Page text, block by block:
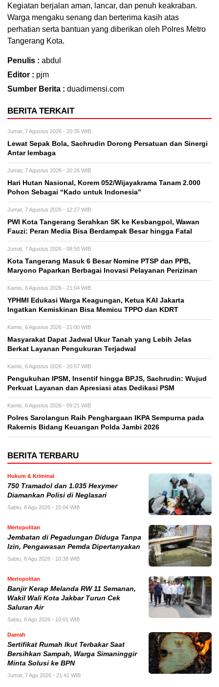
Kegiatan berjalan aman, lancar, dan penuh keakraban.
Warga mengaku senang dan berterima kasih atas
perhatian serta bantuan yang diberikan oleh Polres Metro
Tangerang Kota.
Penulis : abdul
Editor : pjm
Sumber Berita : duadimensi.com
BERITA TERKAIT
Jumat, 7 Agustus 2026 - 20:35 WIB
Lewat Sepak Bola, Sachrudin Dorong Persatuan dan Sinergi
Antar lembaga
Jumat, 7 Agustus 2026 - 20:26 WIB
Hari Hutan Nasional, Korem 052/Wijayakrama Tanam 2.000
Pohon Sebagai “Kado untuk Indonesia”
Jumat, 7 Agustus 2026 - 12:27 WIB
PWI Kota Tangerang Serahkan SK ke Kesbangpol, Wawan
Fauzi: Peran Media Bisa Berdampak Besar hingga Fatal
Jumat, 7 Agustus 2026 - 08:50 WIB
Kota Tangerang Masuk 6 Besar Nomine PTSP dan PPB,
Maryono Paparkan Berbagai Inovasi Pelayanan Perizinan
Kamis, 6 Agustus 2026 - 21:04 WIB
YPHMI Edukasi Warga Keagungan, Ketua KAI Jakarta
Ingatkan Kemiskinan Bisa Memicu TPPO dan KDRT
Kamis, 6 Agustus 2026 - 21:00 WIB
Masyarakat Dapat Jadwal Ukur Tanah yang Lebih Jelas
Berkat Layanan Pengukuran Terjadwal
Kamis, 6 Agustus 2026 - 20:57 WIB
Pengukuhan IPSM, Insentif hingga BPJS, Sachrudin: Wujud
Perkuat Layanan dan Apresiasi atas Dedikasi PSM
Kamis, 6 Agustus 2026 - 09:21 WIB
Polres Sarolangun Raih Penghargaan IKPA Sempurna pada
Rakernis Bidang Keuangan Polda Jambi 2026
BERITA TERBARU
Hukum & Kriminal
750 Tramadol dan 1.035 Hexymer
Diamankan Polisi di Neglasari
Sabtu, 8 Agu 2026 - 15:04 WIB
Mertopolitan
Jembatan di Pegadungan Diduga Tanpa
Izin, Pengawasan Pemda Dipertanyakan
Sabtu, 8 Agu 2026 - 10:38 WIB
Mertopolitan
Banjir Kerap Melanda RW 11 Semanan,
Wakil Wali Kota Jakbar Turun Cek
Saluran Air
Sabtu, 8 Agu 2026 - 10:01 WIB
Daerah
Sertifikat Rumah Ikut Terbakar Saat
Bersihkan Sampah, Warga Simaninggir
Minta Solusi ke BPN
Jumat, 7 Agu 2026 - 21:41 WIB